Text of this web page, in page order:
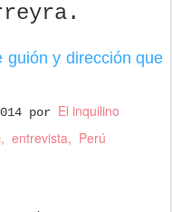
guión y dirección que
por El inquilino
entrevista Perú